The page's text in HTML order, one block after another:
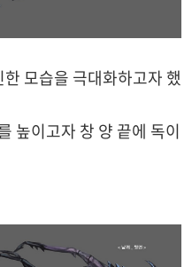
모습을 극대화하고자 했
높이고자 창 양 끝에 독이